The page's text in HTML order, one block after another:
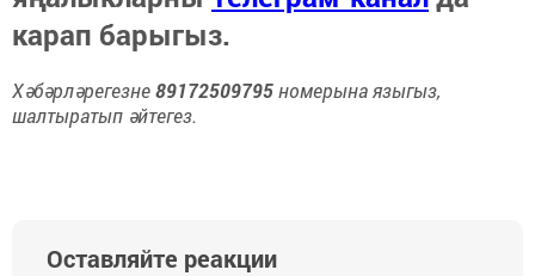
карап барыгыз.
Хәбәрләрегезне89172509795номерына языгыз,
шалтыратып әйтегез.
Оставляйте реакции